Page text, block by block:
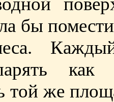
бы
как
той же